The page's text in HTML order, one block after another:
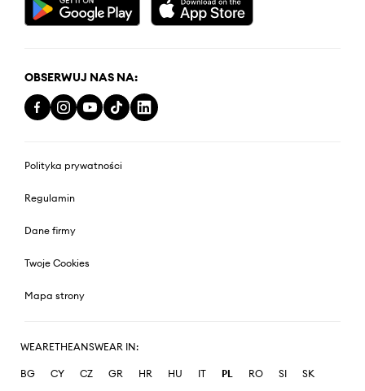
OBSERWUJ NAS NA:
Polityka prywatności
Regulamin
Dane firmy
Twoje Cookies
Mapa strony
WEARETHEANSWEAR IN:
BG CY CZ GR HR HU IT PL RO SI
SK